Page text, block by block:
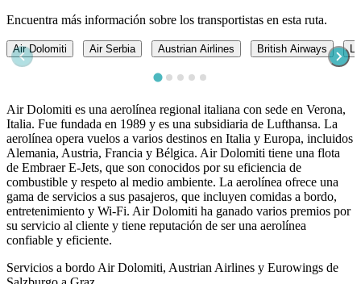
Encuentra más información sobre los transportistas en esta ruta.
Air Dolomiti Air Serbia Austrian Airlines British Airways
Air Dolomiti es una aerolínea regional italiana con sede en Verona,
Italia. Fue fundada en 1989 y es una subsidiaria de Lufthansa. La
aerolínea opera vuelos a varios destinos en Italia y Europa, incluidos
Alemania, Austria, Francia y Bélgica. Air Dolomiti tiene una flota
de Embraer E-Jets, que son conocidos por su eficiencia de
combustible y respeto al medio ambiente. La aerolínea ofrece una
gama de servicios a sus pasajeros, que incluyen comidas a bordo,
entretenimiento y Wi-Fi. Air Dolomiti ha ganado varios premios por
su servicio al cliente y tiene reputación de ser una aerolínea
confiable y eficiente.
Servicios a bordo Air Dolomiti, Austrian Airlines y Eurowings de